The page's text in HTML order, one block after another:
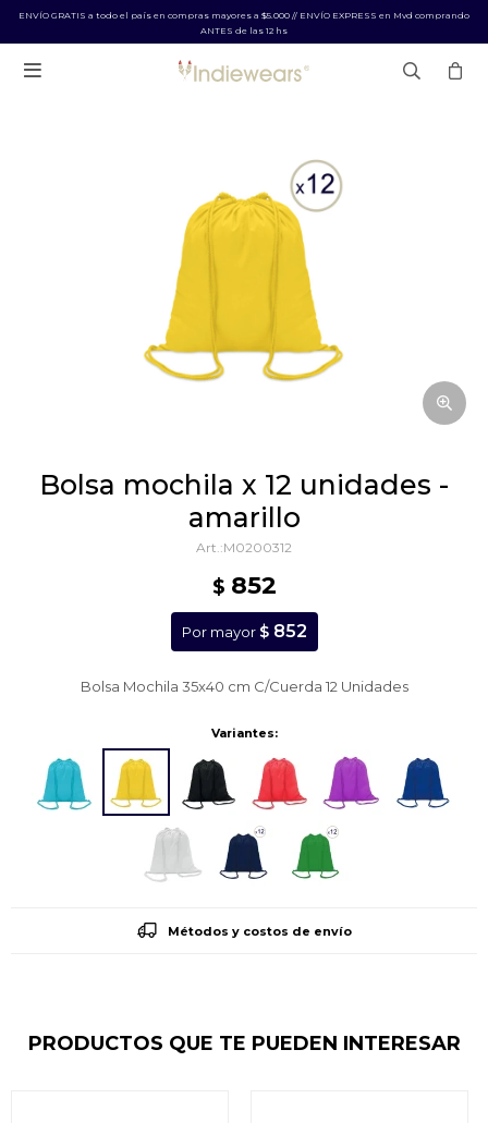
ENVÍO GRATIS a todo el país en compras mayores a $5.000 // ENVÍO EXPRESS en Mvd comprando
ANTES de las 12 hs

bolsa mochila x 12 unidades -
amarillo
M0200312
$ 852
Por mayor $ 852
Bolsa Mochila 35x40 cm C/Cuerda 12 Unidades
Variantes:
Métodos y costos de envío
PRODUCTOS QUE TE PUEDEN INTERESAR